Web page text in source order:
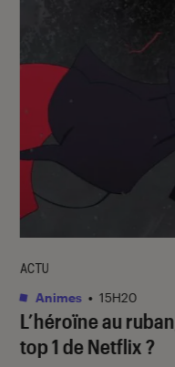
L’héroïne au ruban
top 1 de Netflix ?
ACTU
Animes • 15H20